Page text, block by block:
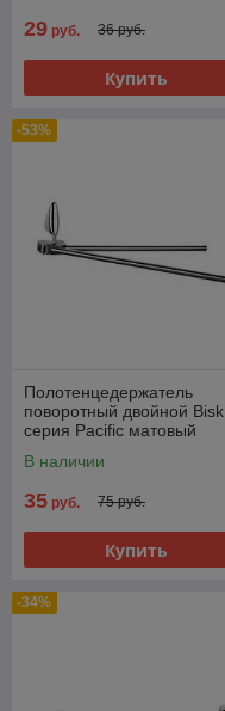
29 руб. 36 руб.
Купить
-53%
Полотенцедержатель
поворотный двойной Bisk
серия Pacific матовый
В наличии
35 руб. 75 руб.
Купить
-34%